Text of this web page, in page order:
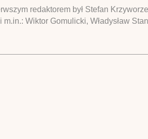
redaktorem był Stefan
Wiktor Gomulicki, Władysław